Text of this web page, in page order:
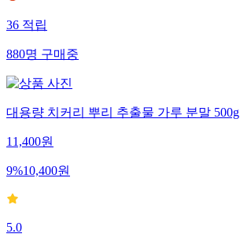
36적립
880명구매중
대용량 치커리 뿌리 추출물 가루 분말 500g
11,400원
9%10,400원
5.0